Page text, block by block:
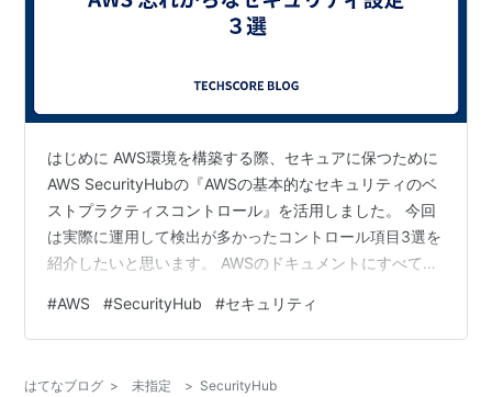
はじめに AWS環境を構築する際、セキュアに保つために
AWS SecurityHubの『AWSの基本的なセキュリティのベ
ストプラクティスコントロール』を活用しました。 今回
は実際に運用して検出が多かったコントロール項目3選を
紹介したいと思います。 AWSのドキュメントにすべての
い。 1. IMDSv1の無効化 EC2起動時のデフォルト設定が
「IMDSv1/IMDSv2を有効化する」となっています。 そ
#AWS #SecurityHub #セキュリティ
はてなブログ > 未指定 > SecurityHub